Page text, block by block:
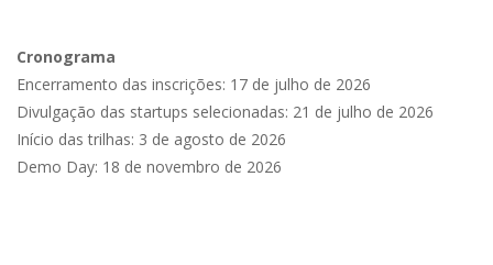
Cronograma
Encerramento das inscrições: 17 de julho de 2026
Divulgação das startups selecionadas: 21 de julho de 2026
Início das trilhas: 3 de agosto de 2026
Demo Day: 18 de novembro de 2026